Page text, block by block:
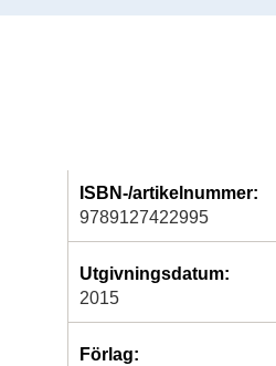
ISBN-/artikelnummer:
9789127422995
Utgivningsdatum:
2015
Förlag: